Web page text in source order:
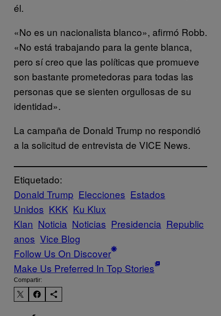
él.
«No es un nacionalista blanco», afirmó Robb.
«No está trabajando para la gente blanca,
pero sí creo que las políticas que promueve
son bastante prometedoras para todas las
personas que se sienten orgullosas de su
identidad».
La campaña de Donald Trump no respondió
a la solicitud de entrevista de VICE News.
Etiquetado:
Donald Trump Elecciones Estados
Unidos KKK Ku Klux
Klan Noticia Noticias Presidencia Republic
anos Vice Blog
Follow Us On Discover
Make Us Preferred In Top Stories
Compartir: